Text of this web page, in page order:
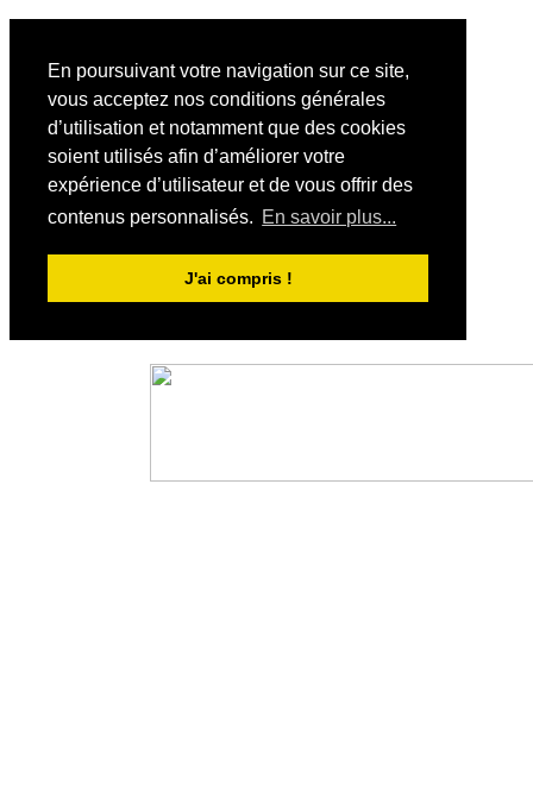
En poursuivant votre navigation sur ce site,
vous acceptez nos conditions générales
d’utilisation et notamment que des cookies
soient utilisés afin d’améliorer votre
expérience d’utilisateur et de vous offrir des
contenus personnalisés. En savoir plus...
J'ai compris !